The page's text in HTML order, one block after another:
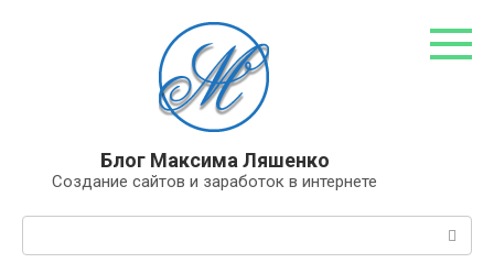
Блог Максима Ляшенко
Создание сайтов и заработок в интернете